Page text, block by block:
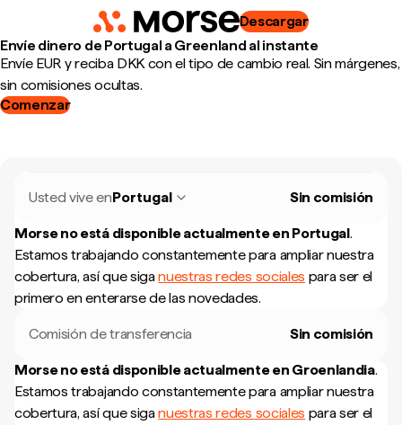
Descargar
Envíe dinero de Portugal a Greenland al instante
Envíe EUR y reciba DKK con el tipo de cambio real. Sin márgenes,
sin comisiones ocultas.
Comenzar
Usted vive enPortugal Sin comisión
Morse no está disponible actualmente en Portugal.
Estamos trabajando constantemente para ampliar nuestra
cobertura, así que siganuestras redes sociales para ser el
primero en enterarse de las novedades.
Comisión de transferencia Sin comisión
Morse no está disponible actualmente en Groenlandia.
Estamos trabajando constantemente para ampliar nuestra
cobertura, así que siganuestras redes sociales para ser el